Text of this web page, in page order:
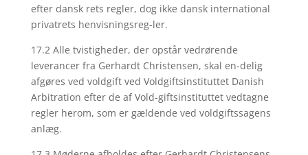
efter dansk rets regler, dog ikke dansk international
privatrets henvisningsreg-ler.
17.2 Alle tvistigheder, der opstår vedrørende
leverancer fra Gerhardt Christensen, skal en-delig
afgøres ved voldgift ved Voldgiftsinstituttet Danish
Arbitration efter de af Vold-giftsinstituttet vedtagne
regler herom, som er gældende ved voldgiftssagens
anlæg.